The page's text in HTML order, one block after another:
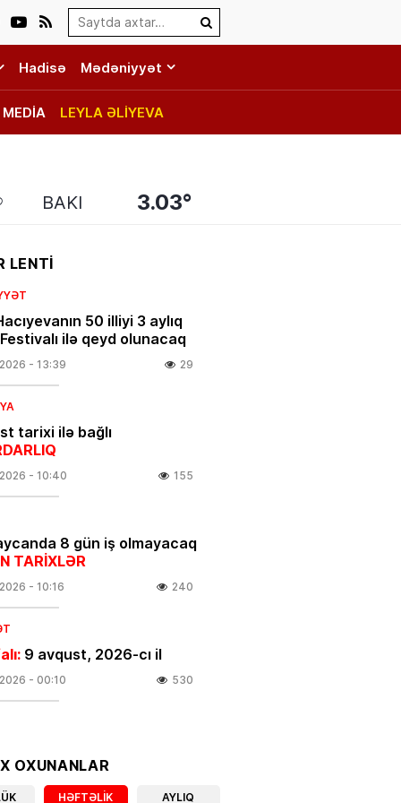
Search…
Hadisə Mədəniyyət
MEDİA LEYLA ƏLİYEVA
BAKI 3.03°
LENTİ
50 illiyi 3 aylıq
ilə qeyd olunacaq
- 13:39 29
tarixi ilə bağlı
- 10:40 155
8 gün iş olmayacaq
TARİXLƏR
- 10:16 240
9 avqust, 2026-cı il
- 00:10 530
- 20:05 135
OXUNANLAR
HƏFTƏLIK AYLIQ